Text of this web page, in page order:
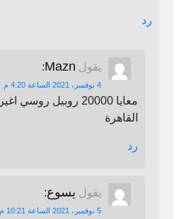
رد
يقول Mazn
:
4 نوفمبر، 2021 الساعة 4:20 م
معايا 20000 روبيل
القاهرة
رد
يقول يسوع:
5 نوفمبر، 2021 الساعة 10:21 م